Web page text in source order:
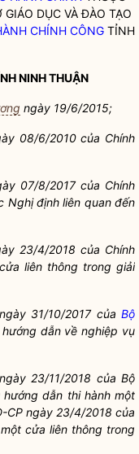
DỤC VÀ ĐÀO TẠO
CHÍNH CÔNGTỈNH
NINH THUẬN
ngày 19/6/2015;
08/6/2010 của Chính
07/8/2017 của Chính
Nghị định liên quan đến
23/4/2018 của Chính
liên thông trong giải
ngày 31/10/2017 củaBộ
hướng dẫn về nghiệp vụ
ngày 23/11/2018 củaBộ
hướng dẫn thi hành một
-CP ngày 23/4/2018 của
cửa liên thông trong